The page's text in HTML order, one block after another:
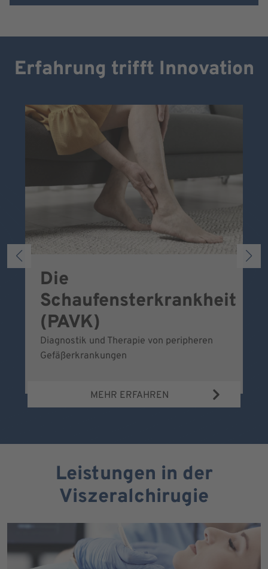
Erfahrung trifft Innovation
Die
Schaufensterkrankheit
(PAVK)
Diagnostik und Therapie von peripheren
Gefäßerkrankungen
MEHR ERFAHREN
Leistungen in der
Viszeralchirugie